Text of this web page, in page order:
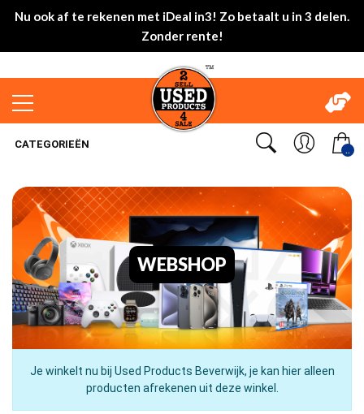
Nu ook af te rekenen met iDeal in3! Zo betaalt u in 3 delen.
Zonder rente!
..
CATEGORIEËN
WEBSHOP
Je winkelt nu bij Used Products Beverwijk, je kan hier alleen
producten afrekenen uit deze winkel.